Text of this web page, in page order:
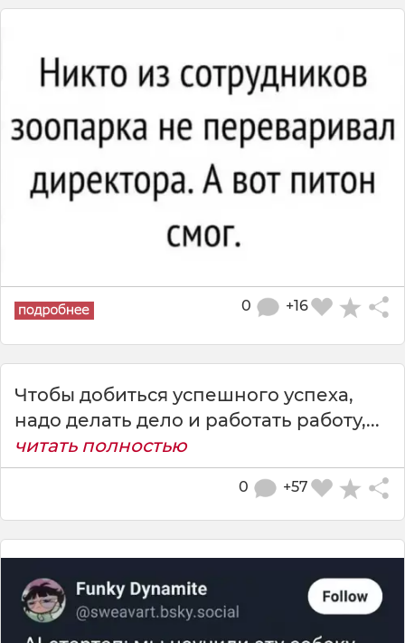
+16
0
Чтобы добиться успешного успеха,
надо делать дело и работать работу,...
читать полностью
+57
0